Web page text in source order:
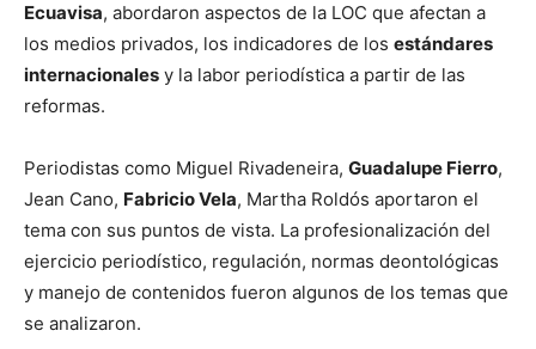
Ecuavisa, abordaron aspectos de la LOC que afectan a
los medios privados, los indicadores de los estándares
internacionales y la labor periodística a partir de las
reformas.
Periodistas como Miguel Rivadeneira, Guadalupe Fierro,
Jean Cano, Fabricio Vela, Martha Roldós aportaron el
tema con sus puntos de vista. La profesionalización del
ejercicio periodístico, regulación, normas deontológicas
y manejo de contenidos fueron algunos de los temas que
se analizaron.